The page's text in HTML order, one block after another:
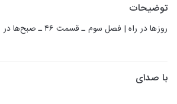
توضیحات
روزها در راه | فصل سوم ـ قسمت ۴۶ ـ صبح‌ها در راه
با صدای